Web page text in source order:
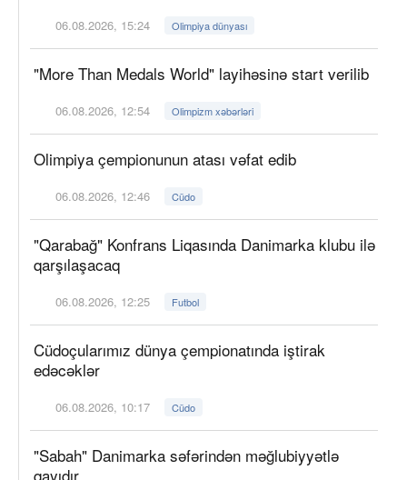
06.08.2026, 15:24 Olimpiya dünyası
"More Than Medals World" layihəsinə start verilib
06.08.2026, 12:54 Olimpizm xəbərləri
Olimpiya çempionunun atası vəfat edib
06.08.2026, 12:46 Cüdo
"Qarabağ" Konfrans Liqasında Danimarka klubu ilə
qarşılaşacaq
06.08.2026, 12:25 Futbol
Cüdoçularımız dünya çempionatında iştirak
edəcəklər
06.08.2026, 10:17 Cüdo
"Sabah" Danimarka səfərindən məğlubiyyətlə
qayıdır